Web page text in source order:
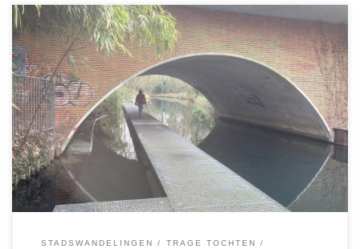
Op 15 februari 2025 maakte ik met mijn zoon Lucas een wandeling
van 13 kilometer vanaf het Mediapark naar de groene randen van
Hilversum. De route leidde langs historische gebouwen,
natuurgebieden zoals Corversbos en Boombergpark, en eindigde
bij de VPRO. We genoten van de afwisselende omgeving en rijke
geschiedenis.
STADSWANDELINGEN
TRAGE TOCHTEN